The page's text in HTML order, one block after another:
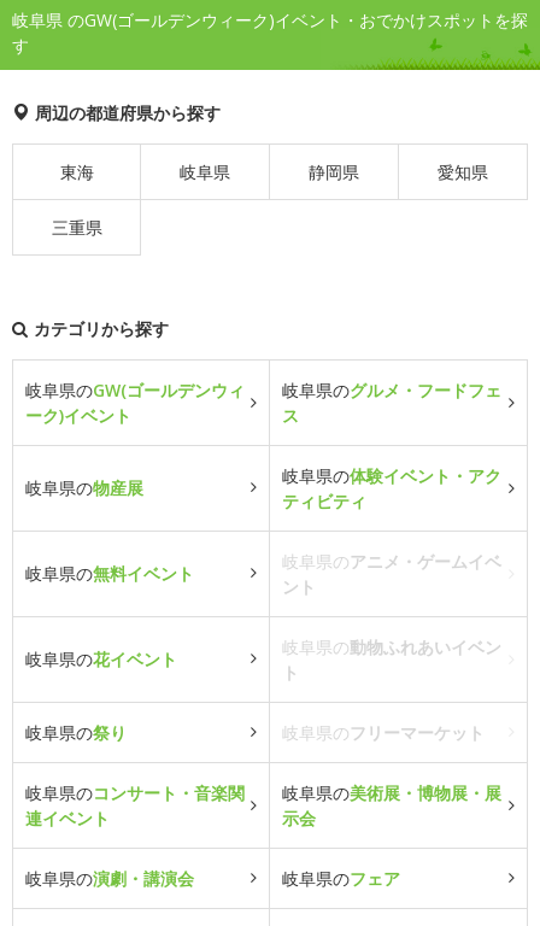
岐阜県 のGW(ゴールデンウィーク)イベント・おでかけスポットを探
す
周辺の都道府県から探す
東海 岐阜県 静岡県 愛知県
三重県
カテゴリから探す
岐阜県のGW(ゴールデンウィ
ーク)イベント
岐阜県のグルメ・フードフェ
ス
岐阜県の物産展
岐阜県の体験イベント・アク
ティビティ
岐阜県の無料イベント
岐阜県のアニメ・ゲームイベ
ント
岐阜県の花イベント
岐阜県の動物ふれあいイベン
ト
岐阜県の祭り 岐阜県のフリーマーケット
岐阜県のコンサート・音楽関
連イベント
岐阜県の美術展・博物展・展
示会
岐阜県の演劇・講演会 岐阜県のフェア